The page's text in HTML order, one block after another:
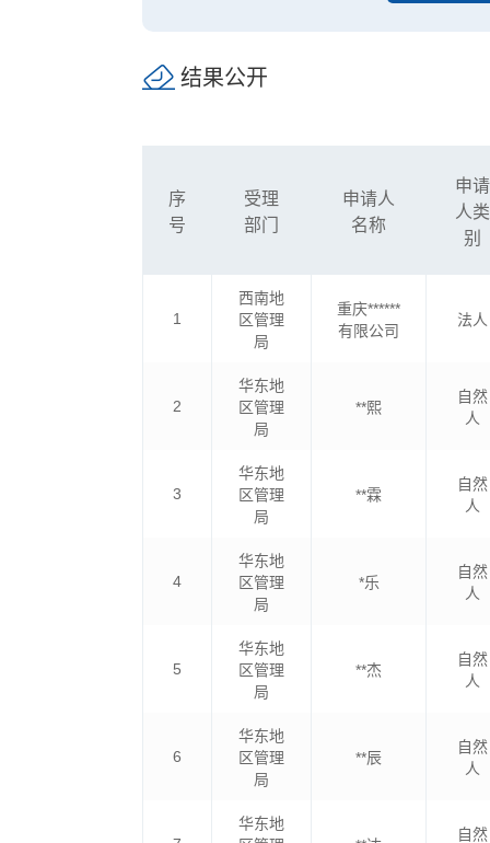
结果公开
序
号
受理
部门
申请人
名称
申请
人类
别
1
西南地
区管理
局
重庆******
有限公司
法人
2
华东地
区管理
局
**熙
自然
人
3
华东地
区管理
局
**霖
自然
人
4
华东地
区管理
局
*乐
自然
人
5
华东地
区管理
局
**杰
自然
人
6
华东地
区管理
局
**辰
自然
人
华东地
自然